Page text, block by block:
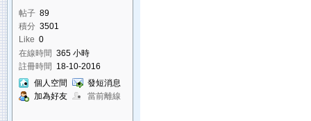
帖子 89
積分 3501
Like 0
在線時間 365 小時
註冊時間 18-10-2016
個人空間
發短消息
加為好友
當前離線